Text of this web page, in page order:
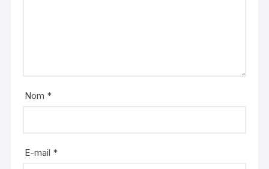
Nom *
E-mail *